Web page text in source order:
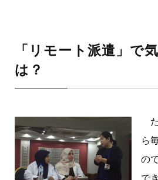
「リモート派遣」で
は？
ら
の
で